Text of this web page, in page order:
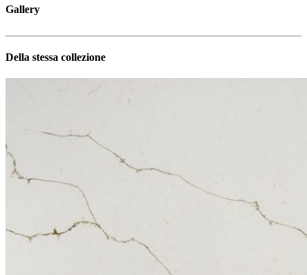
Gallery
Della stessa collezione